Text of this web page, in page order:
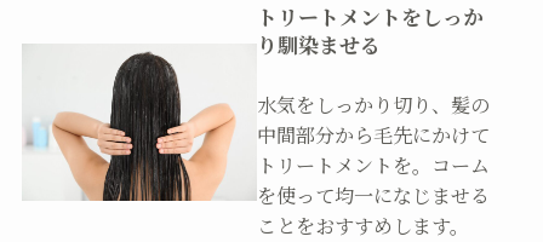
トリートメントをしっか
り馴染ませる
水気をしっかり切り、髪の
中間部分から毛先にかけて
トリートメントを。コーム
を使って均一になじませる
ことをおすすめします。